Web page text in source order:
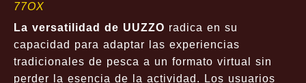
77OX
La versatilidad de UUZZO radica en su
capacidad para adaptar las experiencias
tradicionales de pesca a un formato virtual sin
perder la esencia de la actividad. Los usuarios